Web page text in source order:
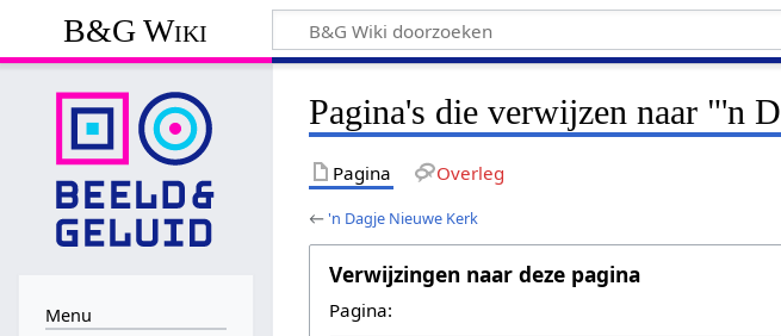
B&G Wiki
Pagina's die verwijzen naar "'n
Pagina Overleg
←'n Dagje Nieuwe Kerk
Verwijzingen naar deze pagina
Pagina:
Menu